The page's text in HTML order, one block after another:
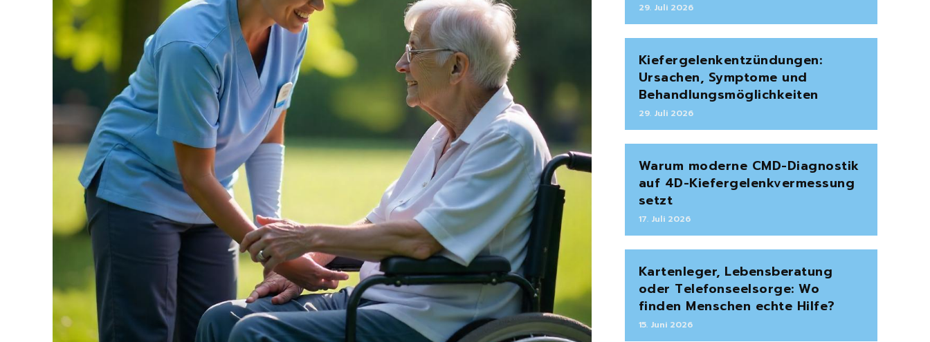
29. Juli 2026
Kiefergelenkentzündungen:
Ursachen, Symptome und
Behandlungsmöglichkeiten
29. Juli 2026
Warum moderne CMD-Diagnostik
auf 4D-Kiefergelenkvermessung
setzt
17. Juli 2026
Kartenleger, Lebensberatung
oder Telefonseelsorge: Wo
finden Menschen echte Hilfe?
15. Juni 2026